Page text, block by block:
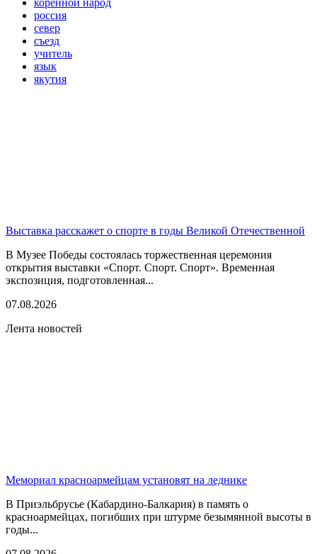
россия
север
съезд
учитель
язык
якутия
Выставка расскажет о спорте в годы Великой Отечественной
В Музее Победы состоялась торжественная церемония
открытия выставки «Спорт. Спорт. Спорт». Временная
экспозиция, подготовленная...
07.08.2026
Лента новостей
Мемориал красноармейцам установят на леднике
В Приэльбрусье (Кабардино-Балкария) в память о
красноармейцах, погибших при штурме безымянной высоты в
годы...